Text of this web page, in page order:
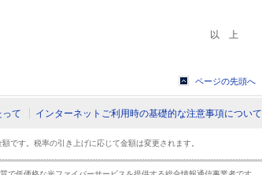
以上
ページの先頭へ
て インターネットご利用時の基礎的な注意事項について
です。税率の引き上げに応じて金額は変更されます。